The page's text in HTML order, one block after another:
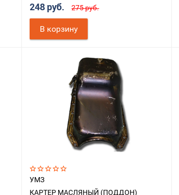
248 руб. 275 руб.
В корзину
УМЗ
КАРТЕР МАСЛЯНЫЙ (ПОДДОН)